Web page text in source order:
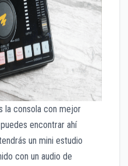
la consola con mejor
encontrar ahí
un mini estudio
con un audio de